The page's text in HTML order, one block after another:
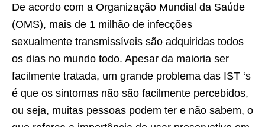
De acordo com a Organização Mundial da Saúde
(OMS), mais de 1 milhão de infecções
sexualmente transmissíveis são adquiridas todos
os dias no mundo todo. Apesar da maioria ser
facilmente tratada, um grande problema das IST ‘s
é que os sintomas não são facilmente percebidos,
ou seja, muitas pessoas podem ter e não sabem, o